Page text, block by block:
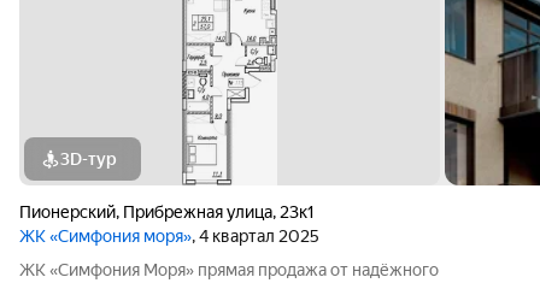
3D-тур
Пионерский, Прибрежная улица, 23к1
ЖК «Симфония моря», 4 квартал 2025
ЖK «Симфония Моря» прямая продажа от надёжного